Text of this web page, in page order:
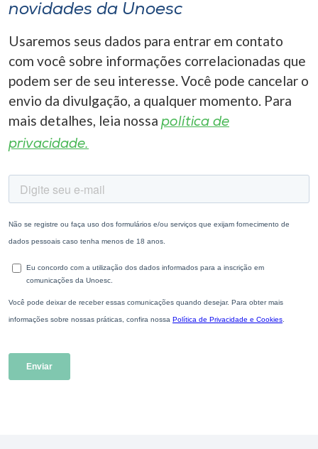
novidades da Unoesc
Usaremos seus dados para entrar em contato
com você sobre informações correlacionadas que
podem ser de seu interesse. Você pode cancelar o
envio da divulgação, a qualquer momento. Para
mais detalhes, leia nossa política de
privacidade.